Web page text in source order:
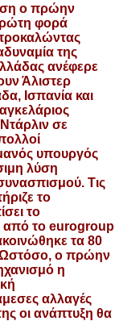
ο πρώην
φορά
της
ανέφερε
Άλιστερ
Ισπανία και
σε
υπουργός
λύση
Τις
το
το
από το eurogroup
τα 80
Ωστόσο, ο πρώην
η
αλλαγές
οι ανάπτυξη θα